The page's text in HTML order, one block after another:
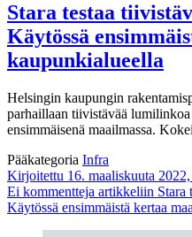
Stara testaa
Käytössä
kaupunkialueella
Helsingin kaupungin
parhaillaan tiivistävää
ensimmäisenä maailmassa.
Pääkategoria Infra
Kirjoitettu 16. maaliskuuta
Ei kommentteja artikkeliin Stara
Käytössä ensimmäistä kertaa